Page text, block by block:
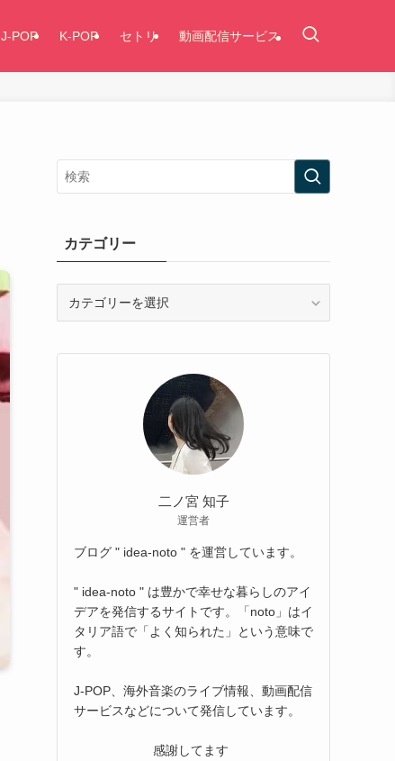
J-POP K-POP セトリ 動画配信サービス
カテゴリー
リ
二ノ宮 知子
運営者
ブログ " idea-noto " を運営しています。
" idea-noto " は豊かで幸せな暮らしのアイ
デアを発信するサイトです。「noto」はイ
タリア語で「よく知られた」という意味で
す。
J-POP、海外音楽のライブ情報、動画配信
サービスなどについて発信しています。
感謝してます